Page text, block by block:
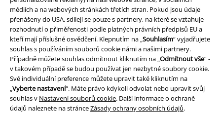
médiích a na webových stránkách třetích stran. Pokud jsou údaje
přenášeny do USA, sdílejí se pouze s partnery, na které se vztahuje
rozhodnutí o přiměřenosti podle platných právních předpisů EU a
kteří mají příslušné osvědčení. Klepnutím na „Souhlasím“ vyjadřujete
souhlas s používáním souborů cookie námi a našimi partnery.
Případně můžete souhlas odmítnout kliknutím na „Odmítnout vše“ -
v takovém případě se budou používat jen nezbytné soubory cookie.
Své individuální preference můžete upravit také kliknutím na
„Vyberte nastavení“. Máte právo kdykoli odvolat nebo upravit svůj
souhlas v Nastavení souborů cookie. Další informace o ochraně
údajů naleznete na stránceZásady ochrany osobních údajů.
Právní informace
Podmínky
Prohlášení
Ochrana osobních údajů
Likvidace odpadu a ochrana životního prostředí